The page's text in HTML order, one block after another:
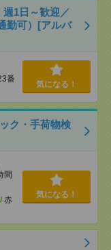
週1日～歓迎／
勤可）[アルバ
番
気になる！
ク・手荷物検
間
/ 赤
気になる！